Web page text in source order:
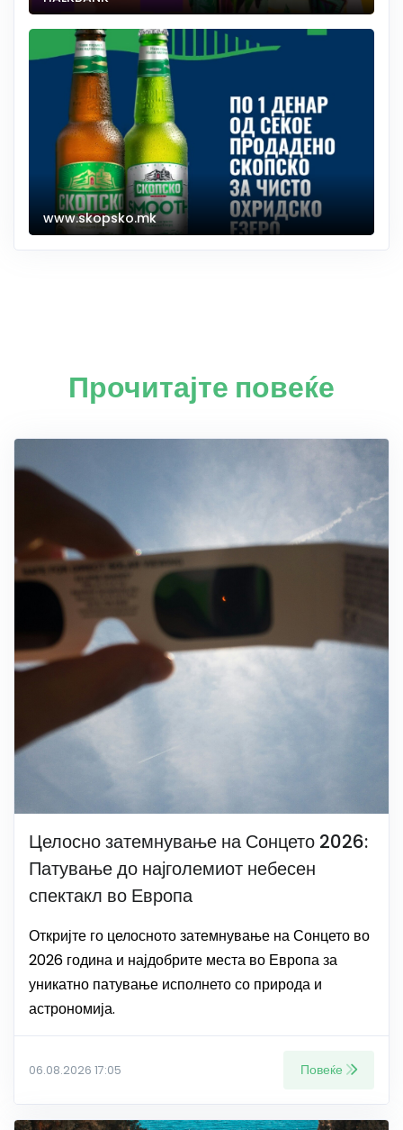
www.skopsko.mk
Прочитајте повеќе
Целосно затемнување на Сонцето 2026:
Патување до најголемиот небесен
спектакл во Европа
Откријте го целосното затемнување на Сонцето во
2026 година и најдобрите места во Европа за
уникатно патување исполнето со природа и
астрономија.
06.08.2026 17:05 Повеќе